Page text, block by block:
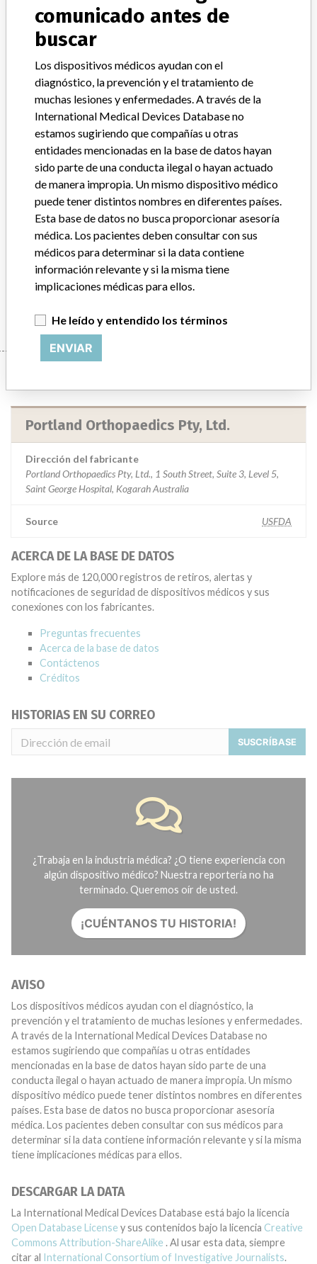
Device Recall Margron DTC Hip
Replacement System.
Clasificación del producto
¿Implante?
Distribución Nationwide.
Descripción del producto
Margron DTC Hip Replacement System; Margron hip extension
module ZZ7, sterile, Portland Orthopaedics Inc., St. Clair, MI; REF
2-731-008. Product is used for Orthopedic surgery.
Portland Orthopaedics Pty, Ltd.
Dirección del fabricante
Portland Orthopaedics Pty, Ltd., 1 South Street, Suite 3, Level 5,
Saint George Hospital, Kogarah Australia
Source USFDA
ACERCA DE LA BASE DE DATOS
Explore más de 120,000 registros de retiros, alertas y
notificaciones de seguridad de dispositivos médicos y sus
conexiones con los fabricantes.
Preguntas frecuentes
Acerca de la base de datos
Contáctenos
Créditos
HISTORIAS EN SU CORREO
SUSCRÍBASE
¿Trabaja en la industria médica? ¿O tiene experiencia con
algún dispositivo médico? Nuestra reportería no ha
terminado. Queremos oír de usted.
¡CUÉNTANOS TU HISTORIA!
AVISO
Los dispositivos médicos ayudan con el diagnóstico, la
prevención y el tratamiento de muchas lesiones y enfermedades.
A través de la International Medical Devices Database no
estamos sugiriendo que compañías u otras entidades
mencionadas en la base de datos hayan sido parte de una
conducta ilegal o hayan actuado de manera impropia. Un mismo
dispositivo médico puede tener distintos nombres en diferentes
países. Esta base de datos no busca proporcionar asesoría
médica. Los pacientes deben consultar con sus médicos para
determinar si la data contiene información relevante y si la misma
tiene implicaciones médicas para ellos.
DESCARGAR LA DATA
La International Medical Devices Database está bajo la licencia
Open Database License y sus contenidos bajo la licencia Creative
Commons Attribution-ShareAlike . Al usar esta data, siempre
citar al International Consortium of Investigative Journalists.
comunicado antes de
buscar
Los dispositivos médicos ayudan con el
diagnóstico, la prevención y el tratamiento de
muchas lesiones y enfermedades. A través de la
International Medical Devices Database no
estamos sugiriendo que compañías u otras
entidades mencionadas en la base de datos hayan
sido parte de una conducta ilegal o hayan actuado
de manera impropia. Un mismo dispositivo médico
puede tener distintos nombres en diferentes países.
Esta base de datos no busca proporcionar asesoría
médica. Los pacientes deben consultar con sus
médicos para determinar si la data contiene
información relevante y si la misma tiene
implicaciones médicas para ellos.
He leído y entendido los términos
ENVIAR